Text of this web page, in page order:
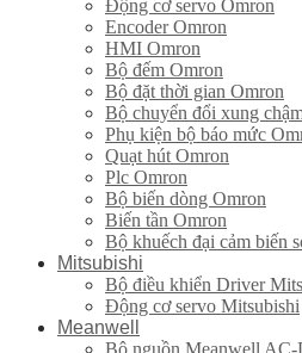
Động cơ servo Omron
Encoder Omron
HMI Omron
Bộ đếm Omron
Bộ đặt thời gian Omron
Bộ chuyển đổi xung
Phụ kiện bộ báo mức
Quạt hút Omron
Plc Omron
Bộ biến dòng Omron
Biến tần Omron
Bộ khuếch đại cảm biến
Mitsubishi
Bộ điều khiển Driver
Động cơ servo Mitsubishi
Meanwell
Bộ nguồn Meanwell AC-